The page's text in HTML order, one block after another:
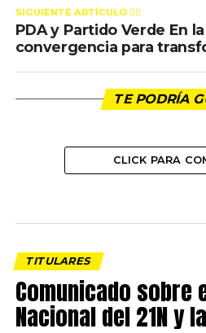
SIGUIENTE ARTÍCULO 👈🏻
PDA y Partido Verde En
convergencia para
TE PODRÍA
CLICK PARA
TITULARES
Comunicado sobre
Nacional del 21N y